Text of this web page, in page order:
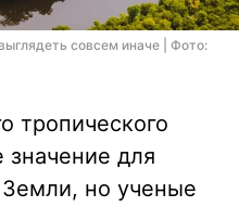
совсем иначе | Фото:
тропического
для
Земли, но ученые